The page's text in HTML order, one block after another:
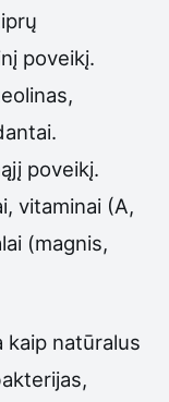
poveikį.
poveikį.
vitaminai (A,
(magnis,
kaip natūralus